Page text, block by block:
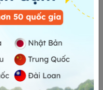
Khám phá Vatican –
Thành quốc nhỏ bé
nhất thế giới
Vatican là thành quốc nằm
trong lòng nước Ý, có chiều
dài biên giới chỉ vọn vẹn 2
dặm và thu hút hàng triệu
khách du lịch nước ngoài